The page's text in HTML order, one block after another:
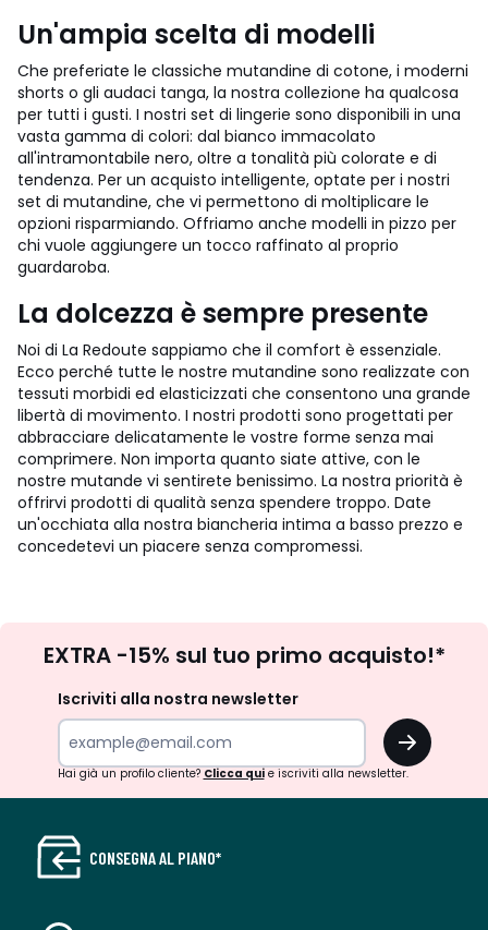
Un'ampia scelta di modelli
Che preferiate le classiche mutandine di cotone, i moderni
shorts o gli audaci tanga, la nostra collezione ha qualcosa
per tutti i gusti. I nostri set di lingerie sono disponibili in una
vasta gamma di colori: dal bianco immacolato
all'intramontabile nero, oltre a tonalità più colorate e di
tendenza. Per un acquisto intelligente, optate per i nostri
set di mutandine, che vi permettono di moltiplicare le
opzioni risparmiando. Offriamo anche modelli in pizzo per
chi vuole aggiungere un tocco raffinato al proprio
guardaroba.
La dolcezza è sempre presente
Noi di La Redoute sappiamo che il comfort è essenziale.
Ecco perché tutte le nostre mutandine sono realizzate con
tessuti morbidi ed elasticizzati che consentono una grande
libertà di movimento. I nostri prodotti sono progettati per
abbracciare delicatamente le vostre forme senza mai
comprimere. Non importa quanto siate attive, con le
nostre mutande vi sentirete benissimo. La nostra priorità è
offrirvi prodotti di qualità senza spendere troppo. Date
un'occhiata alla nostra biancheria intima a basso prezzo e
concedetevi un piacere senza compromessi.
newsletter
EXTRA -15% sul tuo primo acquisto!*
Iscriviti alla nostra newsletter
OK
Hai già un profilo cliente? Clicca quie iscriviti alla newsletter.
CONSEGNA AL PIANO*